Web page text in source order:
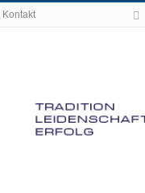
Kontakt